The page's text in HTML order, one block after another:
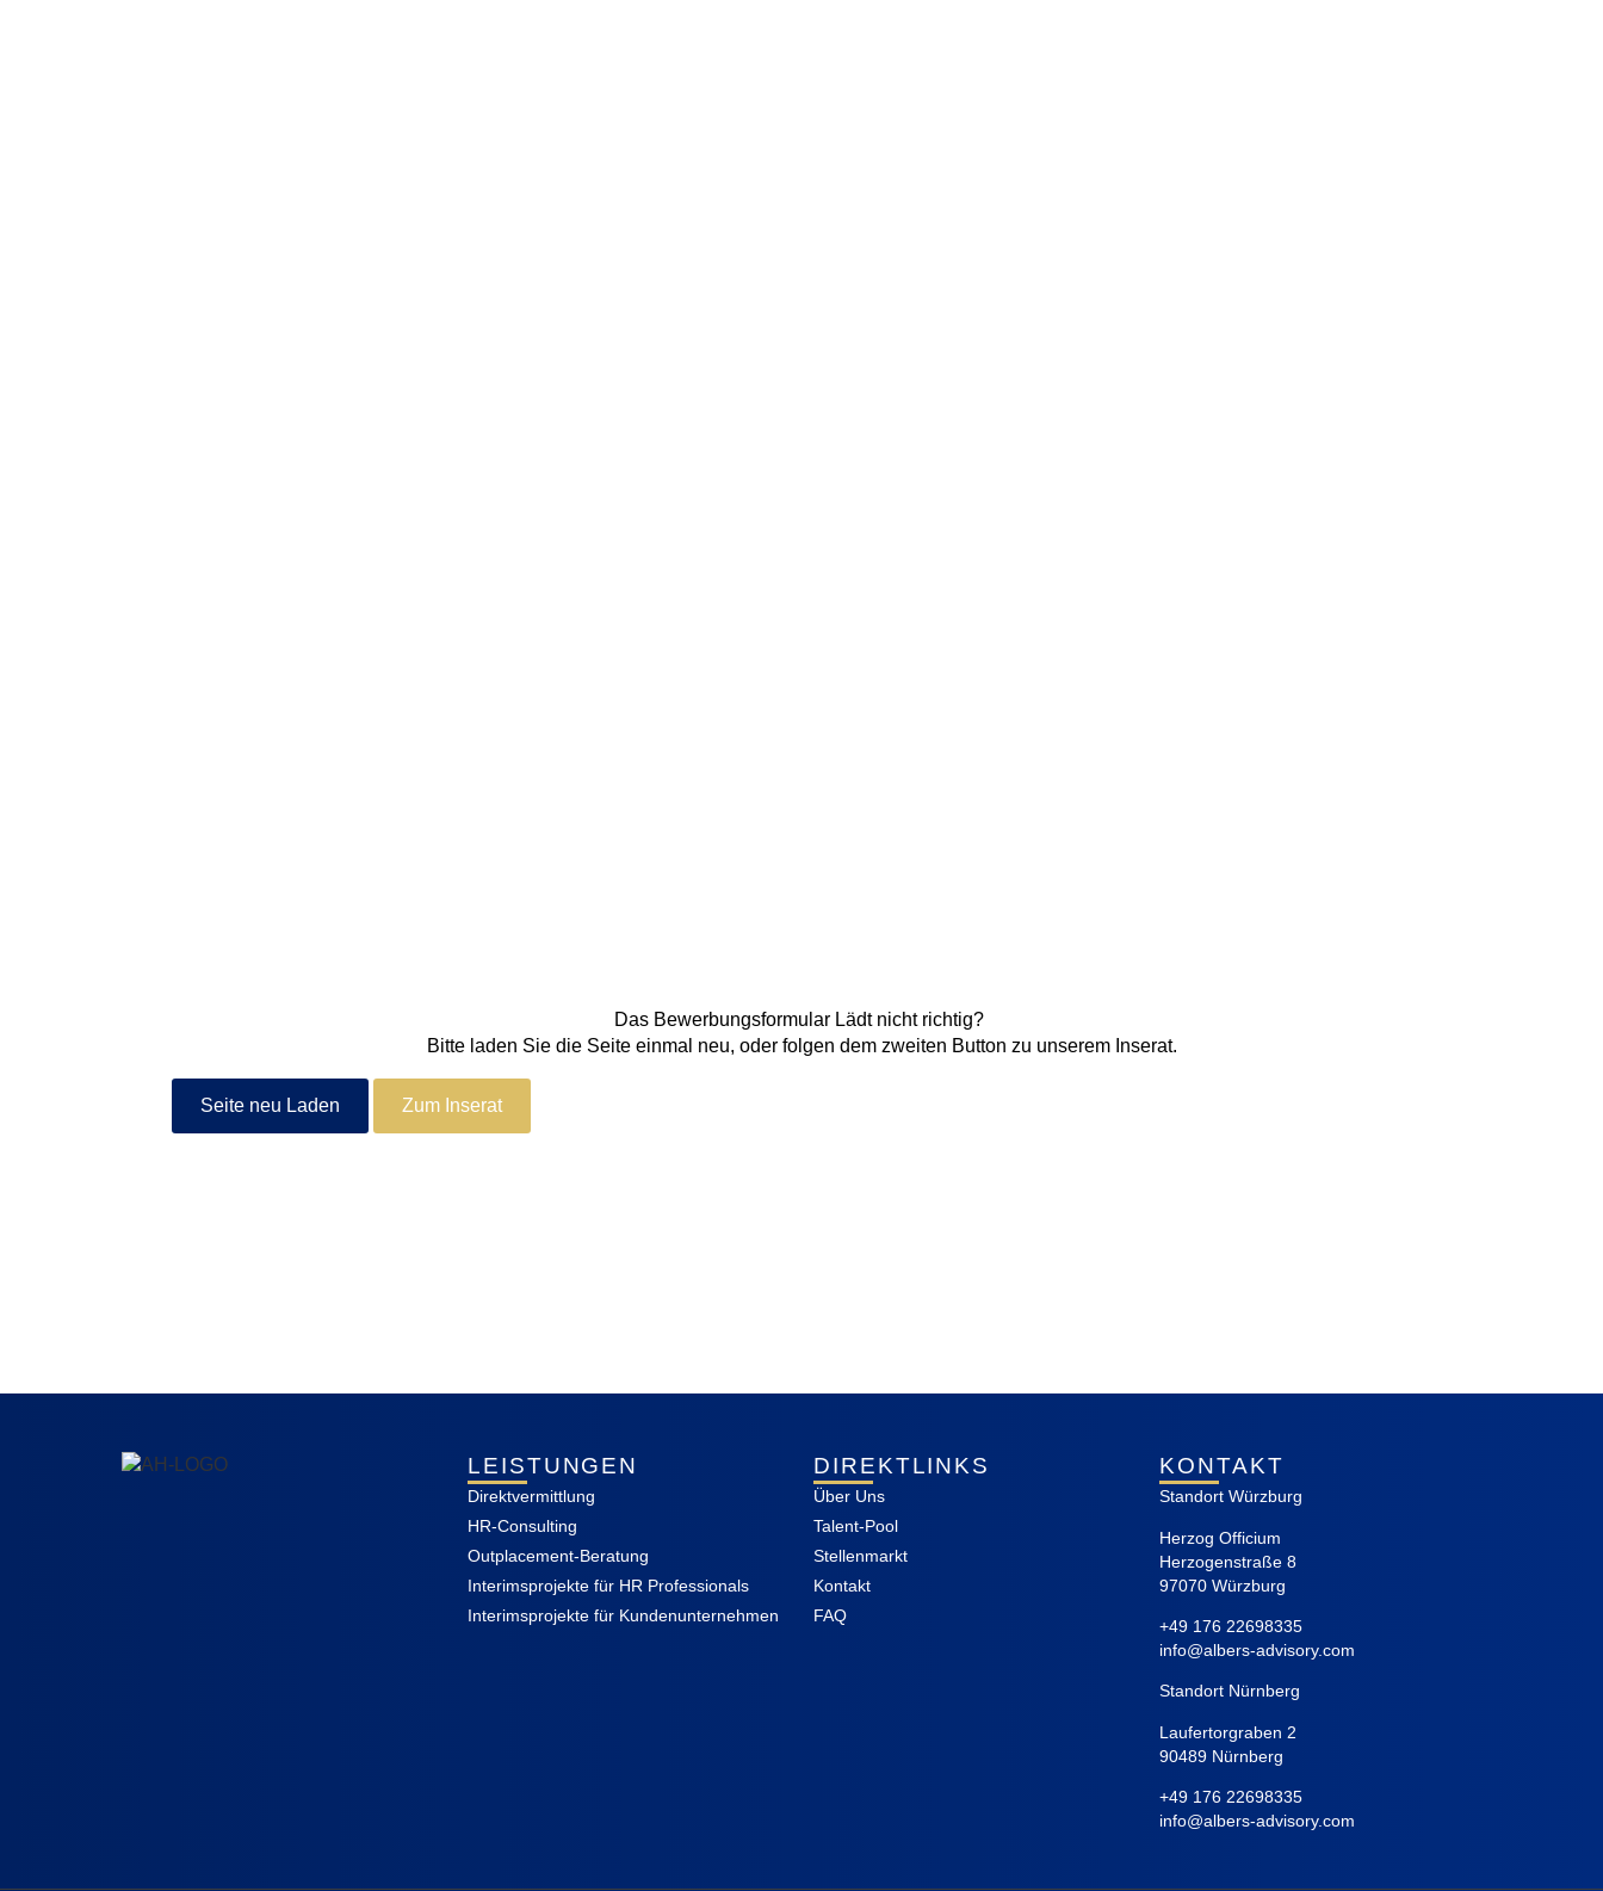
Das Bewerbungsformular Lädt nicht richtig?
Bitte laden Sie die Seite einmal neu, oder folgen dem zweiten Button zu unserem Inserat.
Seite neu Laden Zum Inserat
LEISTUNGEN
Direktvermittlung
HR-Consulting
Outplacement-Beratung
Interimsprojekte für HR Professionals
Interimsprojekte für Kundenunternehmen
DIREKTLINKS
Über Uns
Talent-Pool
Stellenmarkt
Kontakt
FAQ
KONTAKT
Standort Würzburg
Herzog Officium
Herzogenstraße 8
97070 Würzburg
+49 176 22698335
info@albers-advisory.com
Standort Nürnberg
Laufertorgraben 2
90489 Nürnberg
+49 176 22698335
info@albers-advisory.com